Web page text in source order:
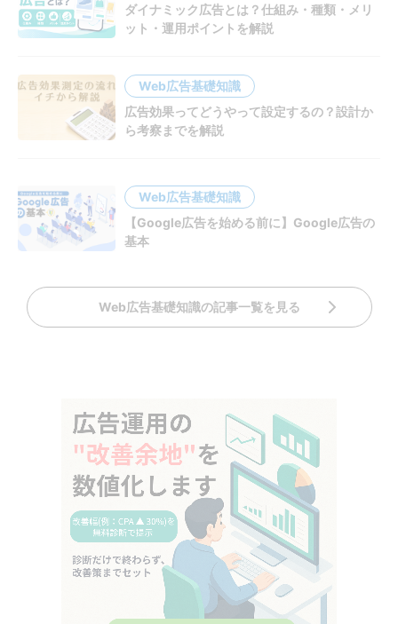
ダイナミック広告とは？仕組み・種類・メリ
ット・運用ポイントを解説
Web広告基礎知識
広告効果ってどうやって設定するの？設計か
ら考察までを解説
Web広告基礎知識
【Google広告を始める前に】Google広告の
基本
Web広告基礎知識の記事一覧を見る